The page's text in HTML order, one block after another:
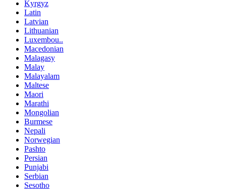
Kyrgyz
Latin
Latvian
Lithuanian
Luxembou..
Macedonian
Malagasy
Malay
Malayalam
Maltese
Maori
Marathi
Mongolian
Burmese
Nepali
Norwegian
Pashto
Persian
Punjabi
Serbian
Sesotho